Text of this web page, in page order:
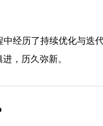
经历了持续优化与
，历久弥新。